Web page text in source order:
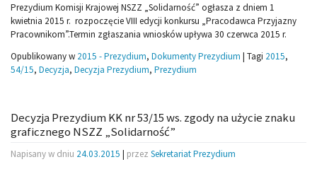
Prezydium Komisji Krajowej NSZZ „Solidarność” ogłasza z dniem 1
kwietnia 2015 r. rozpoczęcie VIII edycji konkursu „Pracodawca Przyjazny
Pracownikom”.Termin zgłaszania wniosków upływa 30 czerwca 2015 r.
Opublikowany w 2015 - Prezydium, Dokumenty Prezydium | Tagi 2015,
54/15, Decyzja, Decyzja Prezydium, Prezydium
Decyzja Prezydium KK nr 53/15 ws. zgody na użycie znaku
graficznego NSZZ „Solidarność”
Napisany w dniu 24.03.2015 | przez Sekretariat Prezydium